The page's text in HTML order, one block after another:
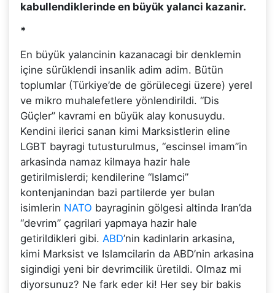
kabullendiklerinde en büyük yalanci kazanir.
*
En büyük yalancinin kazanacagi bir denklemin
içine sürüklendi insanlik adim adim. Bütün
toplumlar (Türkiye’de de görülecegi üzere) yerel
ve mikro muhalefetlere yönlendirildi. “Dis
Güçler” kavrami en büyük alay konusuydu.
Kendini ilerici sanan kimi Marksistlerin eline
LGBT bayragi tutusturulmus, “escinsel imam”in
arkasinda namaz kilmaya hazir hale
getirilmislerdi; kendilerine “Islamci”
kontenjanindan bazi partilerde yer bulan
isimlerin NATO bayraginin gölgesi altinda Iran’da
“devrim” çagrilari yapmaya hazir hale
getirildikleri gibi. ABD’nin kadinlarin arkasina,
kimi Marksist ve Islamcilarin da ABD’nin arkasina
sigindigi yeni bir devrimcilik üretildi. Olmaz mi
diyorsunuz? Ne fark eder ki! Her sey bir bakis